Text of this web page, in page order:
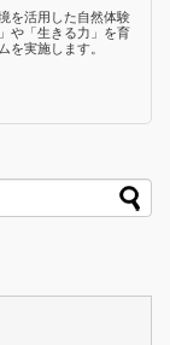
を活用した自然体験
や「生きる力」を育
を実施します。